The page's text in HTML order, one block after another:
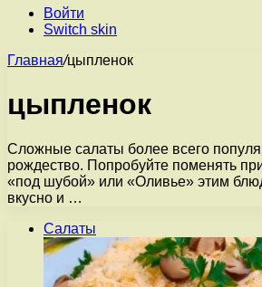
Войти
Switch skin
Главная/цыпленок
цыпленок
Сложные салаты более всего
рождество. Попробуйте поменять
«под шубой» или «Оливье» этим
вкусно и …
Салаты